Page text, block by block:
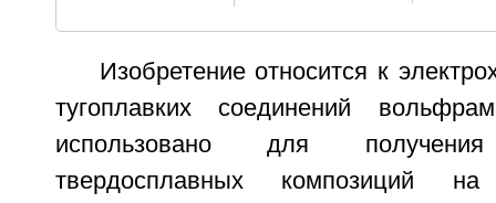
Изобретение относится к
тугоплавких соединений
использовано для получения
твердосплавных композиций